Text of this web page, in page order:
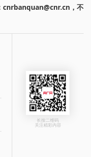
cnrbanquan@cnr.cn，不
长按二维码
关注精彩内容